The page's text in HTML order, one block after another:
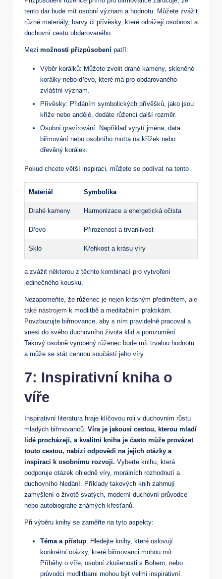
tento dar bude mít osobní ‍význam a ‌hodnotu. Můžete zvážit⁤
různé materiály, barvy či přívěsky, které⁤ odrážejí ⁣osobnost a
duchovní cestu obdarovaného.
Mezi možnosti přizpůsobení patří:
Výběr korálků: Můžete zvolit drahé kameny, skleněné
korálky nebo dřevo, které ⁤má pro obdarovaného
zvláštní význam.
Přívěsky: Přidáním symbolických přívěšků, jako jsou
kříže nebo andělé, dodáte růženci ⁤další rozměr.
Osobní gravírování: Například vyrytí jména, data
biřmování nebo osobního motta na křížek nebo
dřevěný korálek.
Pokud chcete ​větší inspiraci, můžete se podívat na tento
Materiál Symbolika
Drahé kameny Harmonizace a‌ energetická očista
Dřevo Přirozenost a trvanlivost
Sklo Křehkost a‍ krásu víry
a zvážit některou z těchto kombinací pro vytvoření
jedinečného​ kousku.
Nezapomeňte, že růženec je nejen krásným⁤ předmětem, ale
také nástrojem ‌ k modlitbě a meditačním praktikám.​
Povzbuzujte biřmovance, aby s ním pravidelně pracoval a ​
vnesl do svého duchovního​ života ⁣klid a ​porozumění.
Takový ‍osobně vyrobený růženec bude mít trvalou hodnotu
a může se stát cennou součástí jeho víry.
7: Inspirativní kniha o
víře
Inspirativní literatura hraje klíčovou​ roli v duchovním růstu
mladých biřmovanců. Víra je jakousi cestou, kterou mladí
lidé procházejí, a kvalitní kniha je často může provázet
touto cestou, nabízí odpovědi na jejich​ otázky a
inspiraci k osobnímu rozvoji. Vyberte knihu, která
‍podporuje ‍otázek ohledně víry, morálních rozhodnutí a
duchovního hledání. ⁣Příklady takových knih⁢ zahrnují
zamyšlení o životě svatých, ‍moderní duchovní⁢ průvodce‌
nebo autobiografie známých⁢ křesťanů.
Při výběru knihy ⁣se zaměřte ⁣na tyto aspekty:
Téma a přístup: ⁤Hledejte knihy, které oslovují
konkrétní ⁢otázky, které biřmovanci mohou mít.
Příběhy o víře, osobní zkušenosti s Bohem, nebo⁢
průvodci modlitbami mohou být velmi inspirativní.